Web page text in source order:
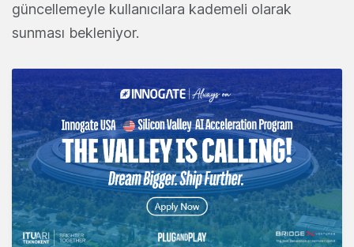
güncellemeyle kullanıcılara kademeli olarak
sunması bekleniyor.